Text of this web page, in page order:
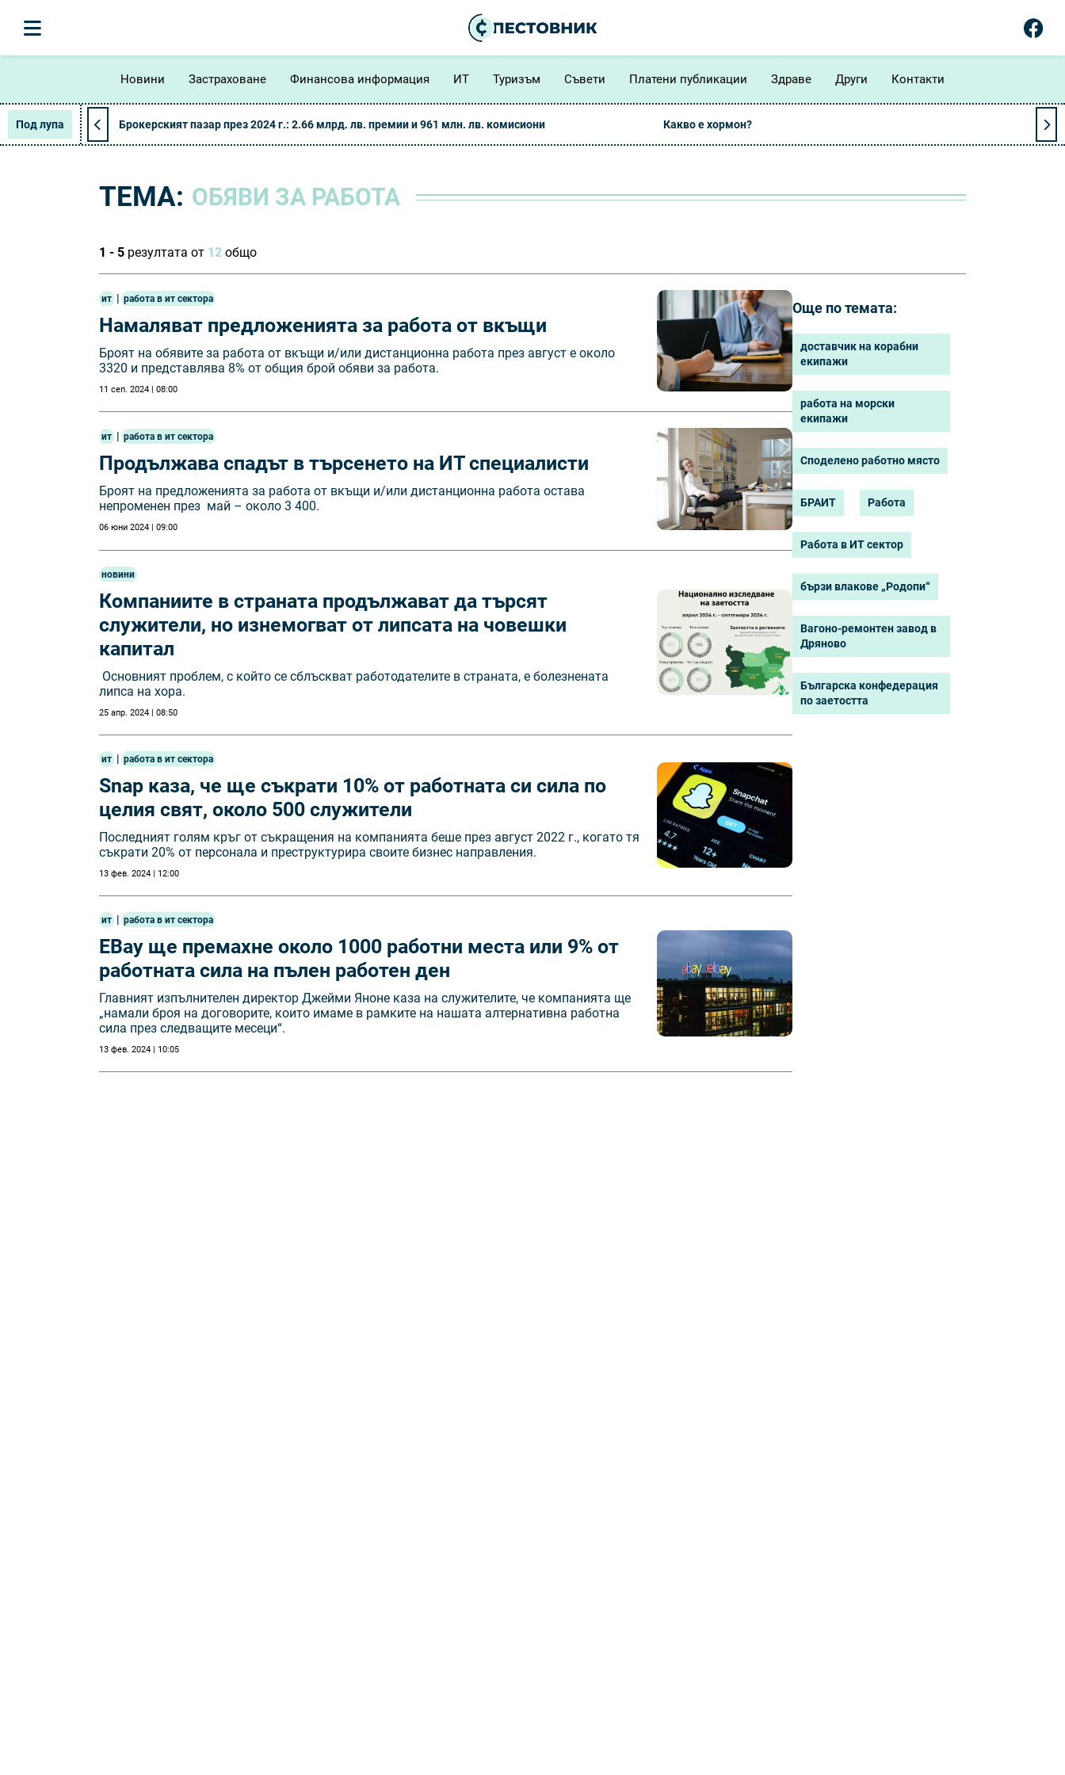
Новини Застраховане Финансова информация ИТ Туризъм Съвети Платени публикации Здраве Други Контакти
Под лупа Брокерският пазар през 2024 г.: 2.66 млрд. лв. премии и 961 млн. лв. комисиони Какво е хормон?
ТЕМА: ОБЯВИ ЗА РАБОТА
1 - 5 резултата от 12 общо
ит | работа в ит сектора
Намаляват предложенията за работа от вкъщи
Броят на обявите за работа от вкъщи и/или дистанционна работа през август е около
3320 и представлява 8% от общия брой обяви за работа.
11 сеп. 2024 | 08:00
ит | работа в ит сектора
Продължава спадът в търсенето на ИТ специалисти
Броят на предложенията за работа от вкъщи и/или дистанционна работа остава
непроменен през май – около 3 400.
06 юни 2024 | 09:00
новини
Компаниите в страната продължават да търсят
служители, но изнемогват от липсата на човешки
капитал
Основният проблем, с който се сблъскват работодателите в страната, е болезнената
липса на хора.
25 апр. 2024 | 08:50
ит | работа в ит сектора
Snap каза, че ще съкрати 10% от работната си сила по
целия свят, около 500 служители
Последният голям кръг от съкращения на компанията беше през август 2022 г., когато тя
съкрати 20% от персонала и преструктурира своите бизнес направления.
13 фев. 2024 | 12:00
ит | работа в ит сектора
EBay ще премахне около 1000 работни места или 9% от
работната сила на пълен работен ден
Главният изпълнителен директор Джейми Яноне каза на служителите, че компанията ще
„намали броя на договорите, които имаме в рамките на нашата алтернативна работна
сила през следващите месеци“.
13 фев. 2024 | 10:05
Още по темата:
доставчик на корабни
екипажи
работа на морски
екипажи
Споделено работно място
БРАИТ Работа
Работа в ИТ сектор
бързи влакове „Родопи“
Вагоно-ремонтен завод в
Дряново
Българска конфедерация
по заетостта